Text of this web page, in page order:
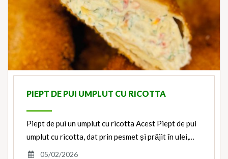
PIEPT DE PUI UMPLUT CU RICOTTA
Piept de pui un umplut cu ricotta Acest Piept de pui
umplut cu ricotta, dat prin pesmet și prăjit în ulei,…
05/02/2026